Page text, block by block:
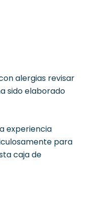
alergias revisar
sido elaborado
experiencia
para
caja de